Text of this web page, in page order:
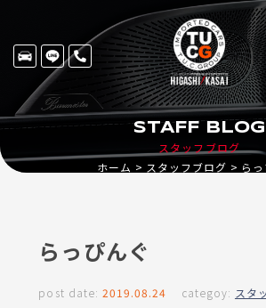
スタッフブログ
STAFF BLOG
ホーム スタッフブログ ら
らっぴんぐ
post date: 2019.08.24 categoy: スタ